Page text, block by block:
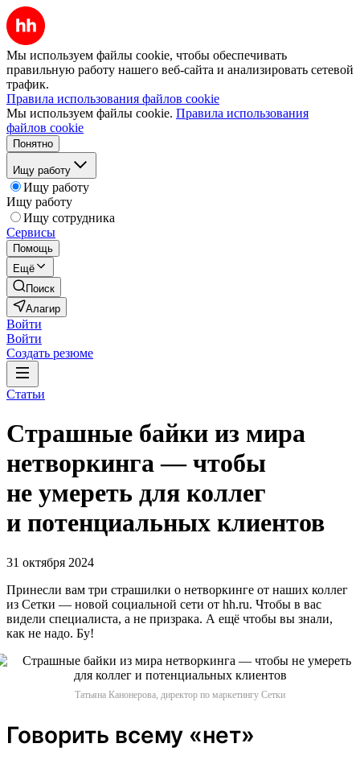
Мы используем файлы cookie, чтобы обеспечивать
правильную работу нашего веб-сайта и анализировать сетевой
трафик.
Правила использования файлов cookie
Мы используем файлы cookie. Правила использования
файлов cookie
Понятно
Ищу работу
Ищу работу
Ищу работу
Ищу сотрудника
Сервисы
Помощь
Ещё
Поиск
Алагир
Войти
Войти
Создать резюме
Статьи
Страшные байки из мира
нетворкинга — чтобы
не умереть для коллег
и потенциальных клиентов
31 октября 2024
Принесли вам три страшилки о нетворкинге от наших коллег
из Сетки — новой социальной сети от hh.ru. Чтобы в вас
видели специалиста, а не призрака. А ещё чтобы вы знали,
как не надо. Бу!
Татьяна Канонерова, директор по маркетингу Сетки
Говорить всему «нет»